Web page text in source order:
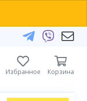
Избранное Корзина